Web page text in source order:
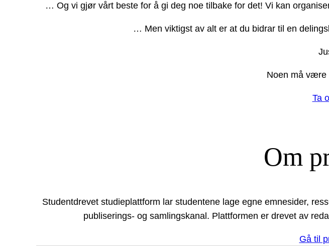
… Og vi gjør vårt beste for å gi deg noe tilbake for det! Vi kan
… Men viktigst av alt er at du bidrar til en
Noen må være
Ta
Om
Studentdrevet studieplattform lar studentene lage egne emnesider,
publiserings- og samlingskanal. Plattformen er drevet av
Gå til